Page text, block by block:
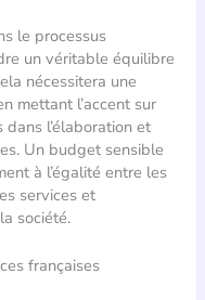
le processus
un véritable équilibre
nécessitera une
mettant l’accent sur
dans l’élaboration et
Un budget sensible
à l’égalité entre les
services et
société.
françaises